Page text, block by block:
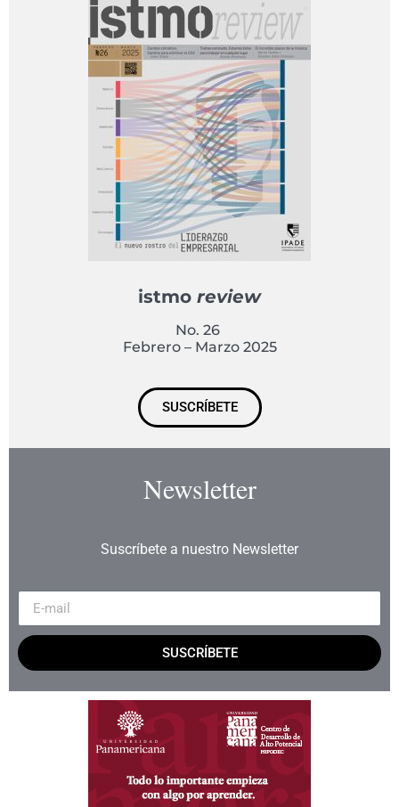
istmo review
No. 26
Febrero – Marzo 2025
SUSCRÍBETE
Newsletter
Suscríbete a nuestro Newsletter
SUSCRÍBETE